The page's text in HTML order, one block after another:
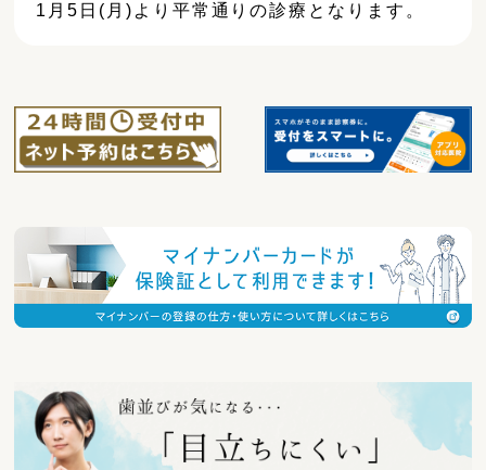
1月5日(月)より平常通りの診療となります。